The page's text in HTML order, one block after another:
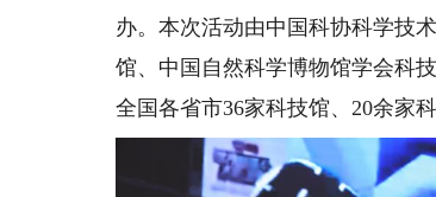
办。本次活动由中国科协科学技
馆、中国自然科学博物馆学会科
全国各省市36家科技馆、20余家